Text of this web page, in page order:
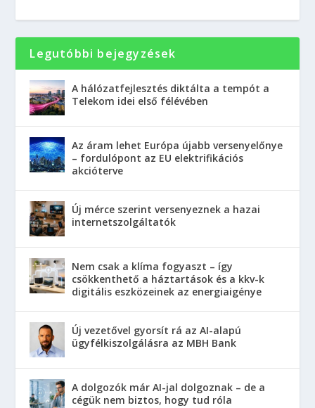
Legutóbbi bejegyzések
A hálózatfejlesztés diktálta a tempót a
Telekom idei első félévében
Az áram lehet Európa újabb versenyelőnye
– fordulópont az EU elektrifikációs
akcióterve
Új mérce szerint versenyeznek a hazai
internetszolgáltatók
Nem csak a klíma fogyaszt – így
csökkenthető a háztartások és a kkv-k
digitális eszközeinek az energiaigénye
Új vezetővel gyorsít rá az AI-alapú
ügyfélkiszolgálásra az MBH Bank
A dolgozók már AI-jal dolgoznak – de a
cégük nem biztos, hogy tud róla